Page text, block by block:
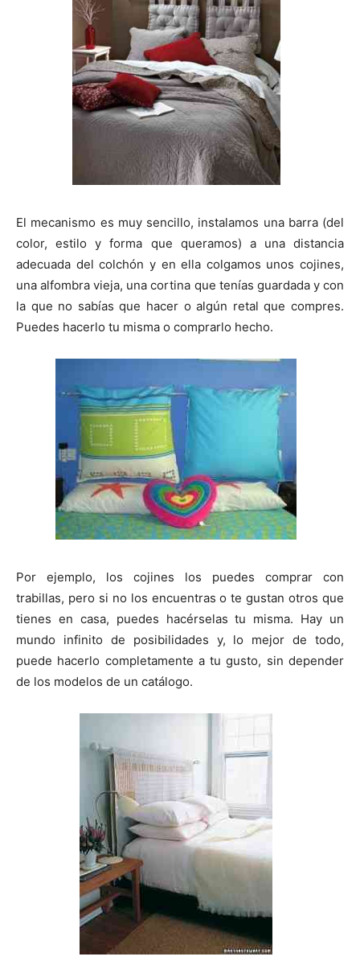
El mecanismo es muy sencillo, instalamos una barra (del
color, estilo y forma que queramos) a una distancia
adecuada del colchón y en ella colgamos unos cojines,
una alfombra vieja, una cortina que tenías guardada y con
la que no sabías que hacer o algún retal que compres.
Puedes hacerlo tu misma o comprarlo hecho.
Por ejemplo, los cojines los puedes comprar con
trabillas, pero si no los encuentras o te gustan otros que
tienes en casa, puedes hacérselas tu misma. Hay un
mundo infinito de posibilidades y, lo mejor de todo,
puede hacerlo completamente a tu gusto, sin depender
de los modelos de un catálogo.